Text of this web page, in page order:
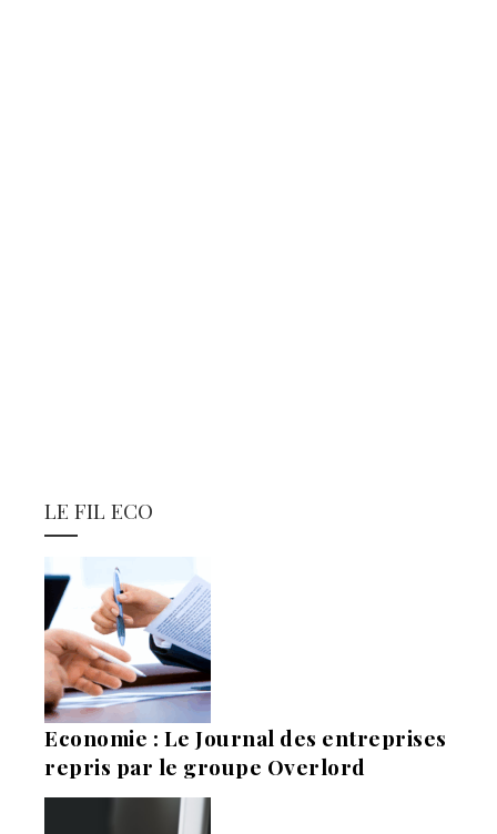
LE FIL ECO
Economie : Le Journal des entreprises
repris par le groupe Overlord